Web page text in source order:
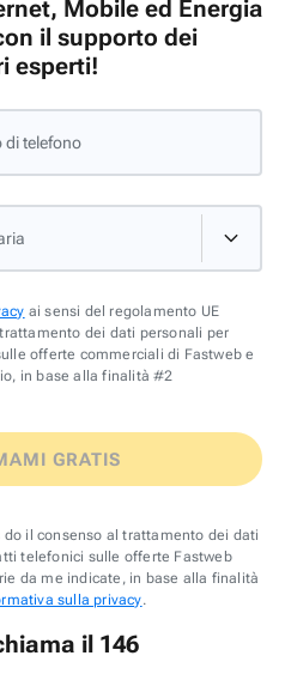
Mobile ed Energia
il supporto dei
esperti!
di telefono
ai sensi del regolamento UE
dei dati personali per
offerte commerciali di Fastweb e
in base alla finalità #2
GRATIS
do il consenso al trattamento dei dati
telefonici sulle offerte Fastweb
da me indicate, in base alla finalità
sulla privacy.
il 146